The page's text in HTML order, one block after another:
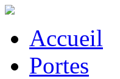
Accueil
Portes